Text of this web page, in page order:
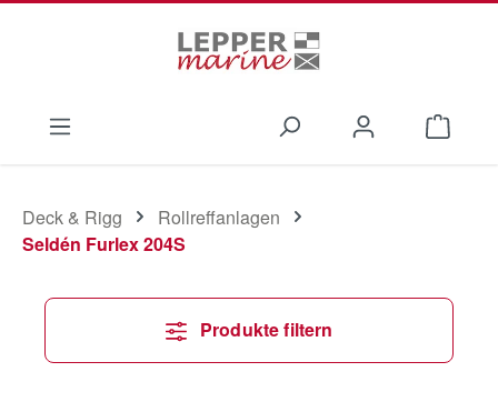
Deck & Rigg
Rollreffanlagen
Seldén Furlex 204S
Produkte filtern